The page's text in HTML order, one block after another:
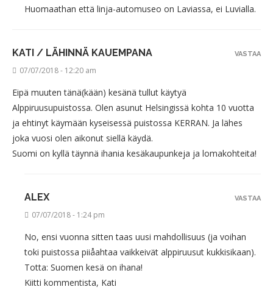
Huomaathan että linja-automuseo on Laviassa, ei Luvialla.
KATI / LÄHINNÄ KAUEMPANA
07/07/2018 - 12:20 am
Eipä muuten tänä(kään) kesänä tullut käytyä
Alppiruusupuistossa. Olen asunut Helsingissä kohta 10 vuotta
ja ehtinyt käymään kyseisessä puistossa KERRAN. Ja lähes
joka vuosi olen aikonut siellä käydä.
Suomi on kyllä täynnä ihania kesäkaupunkeja ja lomakohteita!
VASTAA
ALEX
07/07/2018 - 1:24 pm
No, ensi vuonna sitten taas uusi mahdollisuus (ja voihan
toki puistossa piiåahtaa vaikkeivät alppiruusut kukkisikaan).
Totta: Suomen kesä on ihana!
Kiitti kommentista, Kati
VASTAA